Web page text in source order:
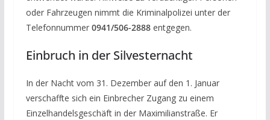
oder Fahrzeugen nimmt die Kriminalpolizei unter der
Telefonnummer 0941/506-2888entgegen.
Einbruch in der Silvesternacht
In der Nacht vom 31. Dezember auf den 1. Januar
verschaffte sich ein Einbrecher Zugang zu einem
Einzelhandelsgeschäft in der Maximilianstraße. Er